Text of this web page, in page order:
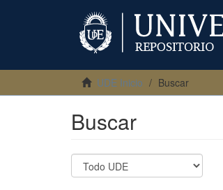
UDE Inicio Buscar
Buscar